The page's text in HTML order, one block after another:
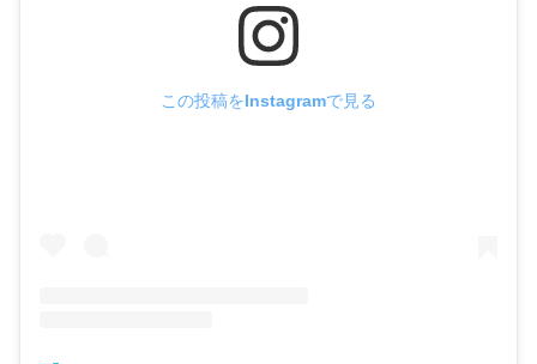
この投稿をInstagramで見る